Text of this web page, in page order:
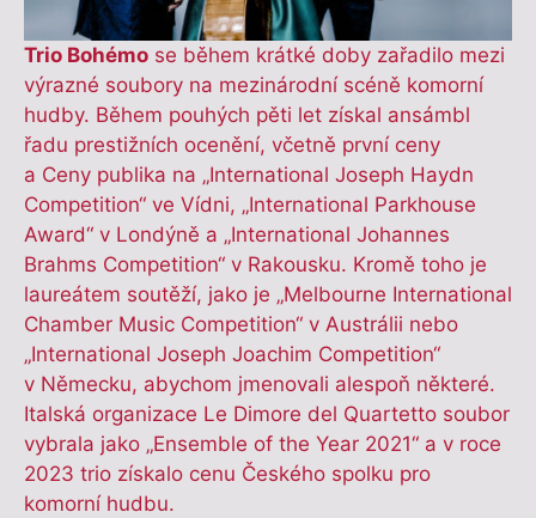
Trio Bohémo se během krátké doby zařadilo mezi
výrazné soubory na mezinárodní scéně komorní
hudby. Během pouhých pěti let získal ansámbl
řadu prestižních ocenění, včetně první ceny
a Ceny publika na „International Joseph Haydn
Competition“ ve Vídni, „International Parkhouse
Award“ v Londýně a „International Johannes
Brahms Competition“ v Rakousku. Kromě toho je
laureátem soutěží, jako je „Melbourne International
Chamber Music Competition“ v Austrálii nebo
„International Joseph Joachim Competition“
v Německu, abychom jmenovali alespoň některé.
Italská organizace Le Dimore del Quartetto soubor
vybrala jako „Ensemble of the Year 2021“ a v roce
2023 trio získalo cenu Českého spolku pro
komorní hudbu.